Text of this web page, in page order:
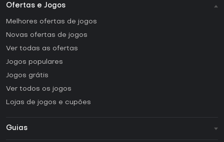
Ofertas e Jogos
Melhores ofertas de jogos
Novas ofertas de jogos
Ver todas as ofertas
Jogos populares
Jogos grátis
Ver todos os jogos
Lojas de jogos e cupões
Guias